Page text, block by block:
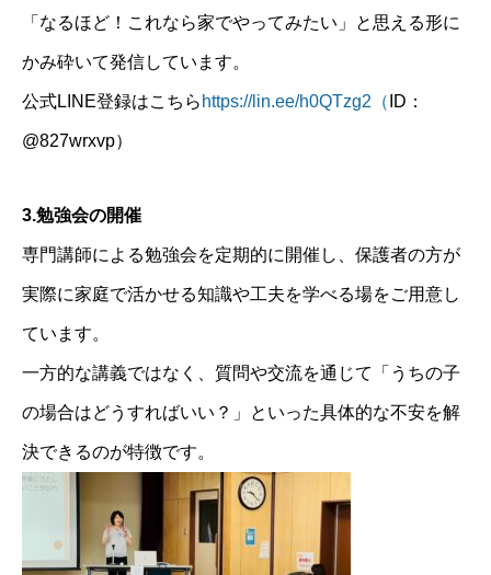
「なるほど！これなら家でやってみたい」と思える形に
かみ砕いて発信しています。
公式LINE登録はこちら https://lin.ee/h0QTzg2（ ID：
@827wrxvp）
3.勉強会の開催
専門講師による勉強会を定期的に開催し、保護者の方が
実際に家庭で活かせる知識や工夫を学べる場をご用意し
ています。
一方的な講義ではなく、質問や交流を通じて「うちの子
の場合はどうすればいい？」といった具体的な不安を解
決できるのが特徴です。